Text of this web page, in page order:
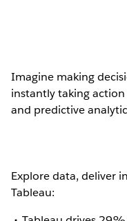
Imagine making
instantly taking
and predictive
Explore data, deliver
Tableau: